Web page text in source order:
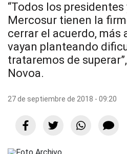
“Todos los
Mercosur tienen la
cerrar el acuerdo, más
vayan planteando
trataremos de
Novoa.
27 de septiembre de 2018 - 09:20